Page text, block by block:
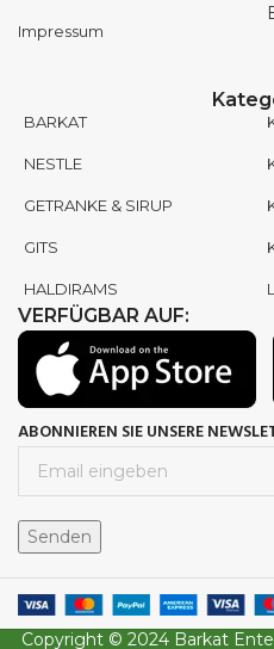
Impressum
BARKAT
NESTLE
GETRANKE & SIRUP
GITS
HALDIRAMS
VERFÜGBAR AUF:
ABONNIEREN SIE UNSERE
Copyright © 2024 Barkat